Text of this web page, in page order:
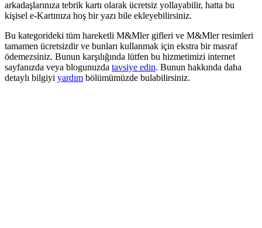
arkadaşlarınıza tebrik kartı olarak ücretsiz yollayabilir, hatta bu
kişisel e-Kartınıza hoş bir yazı bile ekleyebilirsiniz.
Bu kategorideki tüm hareketli M&Mler gifleri ve M&Mler resimleri
tamamen ücretsizdir ve bunları kullanmak için ekstra bir masraf
ödemezsiniz. Bunun karşılığında lütfen bu hizmetimizi internet
sayfanızda veya blogunuzda tavsiye edin. Bunun hakkında daha
detaylı bilgiyi yardım bölümümüzde bulabilirsiniz.